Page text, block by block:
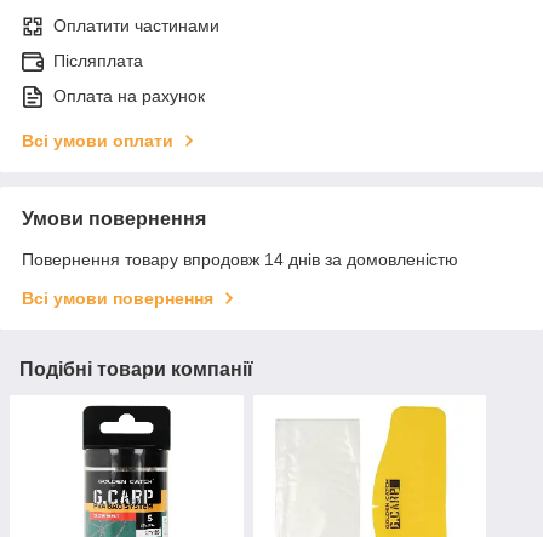
Оплатити частинами
Післяплата
Оплата на рахунок
Всі умови оплати
Умови повернення
Повернення товару впродовж 14 днів за домовленістю
Всі умови повернення
Подібні товари компанії